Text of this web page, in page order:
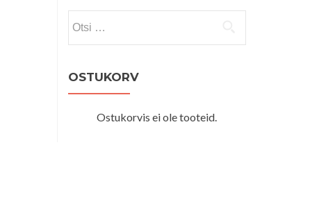
OSTUKORV
Ostukorvis ei ole tooteid.